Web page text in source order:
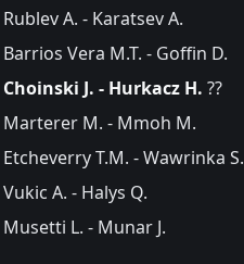
Rublev A. - Karatsev A.
Barrios Vera M.T. - Goffin D.
Choinski J. - Hurkacz H. ??
Marterer M. - Mmoh M.
Etcheverry T.M. - Wawrinka S.
Vukic A. - Halys Q.
Musetti L. - Munar J.